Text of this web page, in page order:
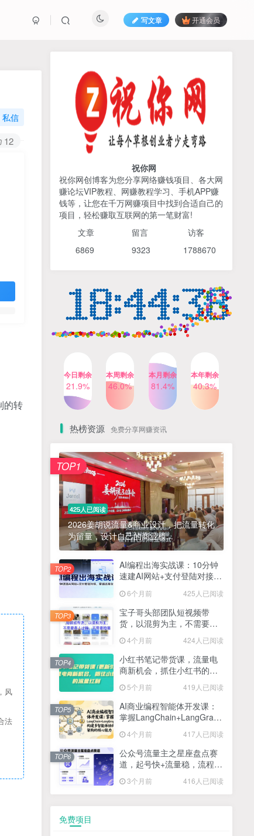
写文章 开通会员
私信
12
的转
风
法
425人已阅读
2026姜胡说流量&商业设计，把流量转化
为留量，设计自己的商业模...
TOP1
AI编程出海实战课：10分钟
速建AI网站+支付登陆对接，
掌握出海全流程
6个月前 425人已阅读
TOP2
货，以混剪为主，不需要真
小红书笔记带货课，流量电
商新机会，抓住小红书的流
量红利(更新26年2月)
5个月前 419人已阅读
TOP4
AI商业编程智能体开发课：
4个月前
TOP5
公众号流量主之星座盘点赛
道，起号快+流量稳，流程简
单，适合新手操作
3个月前 416人已阅读
TOP6
1 ? 零加盟费｜红颜搭全国城市代理商招募正式启动！
淘宝天猫盈利突破特训营25年12月线下课，系统性的深度剖析电商企业经营之道，打造电商标准化运营体系
3 抓亚马逊漏洞，免去店铺月租，一个流量大竞争小，让你有机会成大卖的赛道
2025最新零撸项目，一部手机就可以操作，20秒一单，零投入纯薅羊毛，无门槛，一天200+【揭秘】
5 线上陪伴项目玩法，聊聊天就有收益的项目，一个月收益5000+
6 全网首发！答案之书网页版，全新玩法，搭配文档和网页，日入1k+零门槛小白首选副业
7 25年7月小红书女粉新玩法，公域转私域变现，日轻松变现2张+，5分钟简单复制好上手
8 情趣内衣暴利玩法，冷门赛道，日入1k+
9 在家就能做的项目，一天轻松300+，操作简单上手快
10 2025年百家号AI图文掘金，手机操作单号月入4-5位数，低门槛【附指令+工具】
抖音情感文案项目玩法，单月涨粉3000+，新手小白也能做
祝你网
祝你网创博客为您分享网络赚钱项目、各大网
赚论坛VIP教程、网赚教程学习、手机APP赚
钱等，让您在千万网赚项目中找到合适自己的
项目，轻松赚取互联网的第一笔财富!
文章 留言 访客
6869 9323 1788670
今日剩余
21.9%
本周剩余
46.0%
本月剩余
81.4%
本年剩余
40.3%
热榜资源 免费分享网赚资讯
425人已阅读
2026姜胡说流量&商业设计，把流量转化
为留量，设计自己的商业模...
TOP1
AI编程出海实战课：10分钟
速建AI网站+支付登陆对接，
6个月前 425人已阅读
TOP2
宝子哥头部团队短视频带
货，以混剪为主，不需要真
26年3月】
4个月前 424人已阅读
TOP3
小红书笔记带货课，流量电
商新机会，抓住小红书的流
5个月前 419人已阅读
TOP4
AI商业编程智能体开发课：
掌握LangChain+LangGraph
心能力
4个月前 417人已阅读
TOP5
公众号流量主之星座盘点赛
道，起号快+流量稳，流程简
3个月前 416人已阅读
TOP6
免费项目